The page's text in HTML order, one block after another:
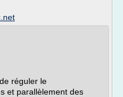
réguler le
et parallèlement des